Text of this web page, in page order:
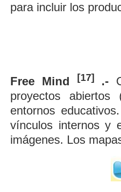
para incluir los
Free Mind [17] .-
proyectos abiertos
entornos
vínculos internos y
imágenes. Los